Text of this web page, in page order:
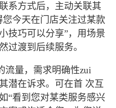
系方式后，主动关联其
您今天在门店关注过某款
技巧可以分享”，用场景
过渡到后续服务。
流量，需求明确性zui
潜在诉求。可在首 次互
“看到您对某类服务感兴